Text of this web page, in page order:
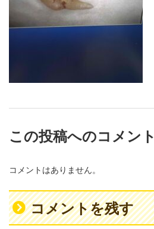
この投稿へのコメント
コメントはありません。
コメントを残す